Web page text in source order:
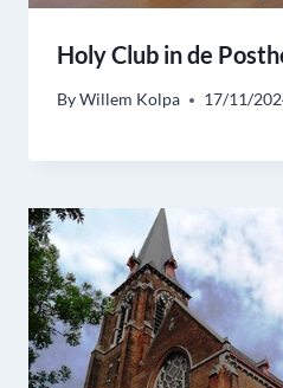
Holy Club in de
ByWillem Kolpa 17/11/